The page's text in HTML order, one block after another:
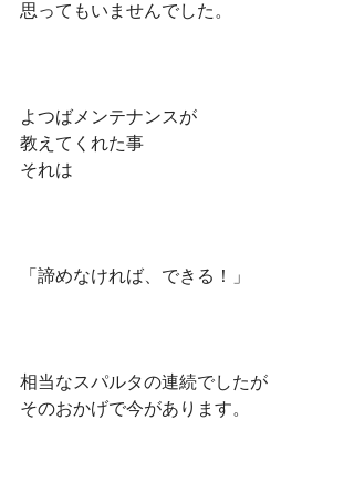
思ってもいませんでした。
よつばメンテナンスが
教えてくれた事
それは
「諦めなければ、できる！」
相当なスパルタの連続でしたが
そのおかげで今があります。